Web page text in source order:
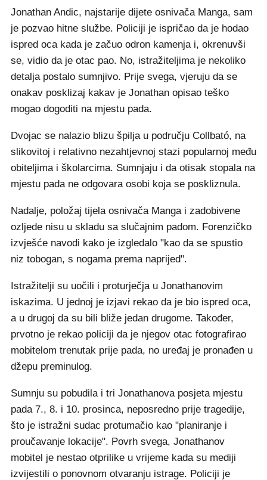
Jonathan Andic, najstarije dijete osnivača Manga, sam
je pozvao hitne službe. Policiji je ispričao da je hodao
ispred oca kada je začuo odron kamenja i, okrenuvši
se, vidio da je otac pao. No, istražiteljima je nekoliko
detalja postalo sumnjivo. Prije svega, vjeruju da se
onakav posklizaj kakav je Jonathan opisao teško
mogao dogoditi na mjestu pada.
Dvojac se nalazio blizu špilja u području Collbató, na
slikovitoj i relativno nezahtjevnoj stazi popularnoj među
obiteljima i školarcima. Sumnjaju i da otisak stopala na
mjestu pada ne odgovara osobi koja se poskliznula.
Nadalje, položaj tijela osnivača Manga i zadobivene
ozljede nisu u skladu sa slučajnim padom. Forenzičko
izvješće navodi kako je izgledalo "kao da se spustio
niz tobogan, s nogama prema naprijed".
Istražitelji su uočili i proturječja u Jonathanovim
iskazima. U jednoj je izjavi rekao da je bio ispred oca,
a u drugoj da su bili bliže jedan drugome. Također,
prvotno je rekao policiji da je njegov otac fotografirao
mobitelom trenutak prije pada, no uređaj je pronađen u
džepu preminulog.
Sumnju su pobudila i tri Jonathanova posjeta mjestu
pada 7., 8. i 10. prosinca, neposredno prije tragedije,
što je istražni sudac protumačio kao "planiranje i
proučavanje lokacije". Povrh svega, Jonathanov
mobitel je nestao otprilike u vrijeme kada su mediji
izvijestili o ponovnom otvaranju istrage. Policiji je